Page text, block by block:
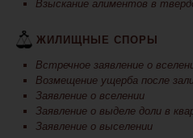
Взыскание алиментов в
ЖИЛИЩНЫЕ СПОРЫ
Встречное заявление о
Возмещение ущерба после
Заявление о вселении
Заявление о выделе доли в
Заявление о выселении